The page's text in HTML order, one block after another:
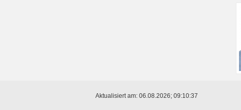
Aktualisiert am: 06.08.2026; 09:10:37